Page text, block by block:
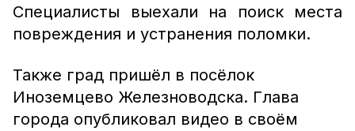
Специалисты выехали на поиск места
повреждения и устранения поломки.
Также град пришёл в посёлок
Иноземцево Железноводска. Глава
города опубликовал видео в своём